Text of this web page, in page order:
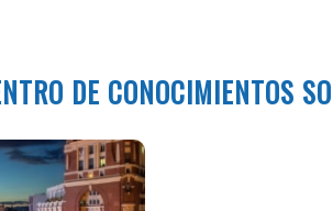
DE CONOCIMIENTOS